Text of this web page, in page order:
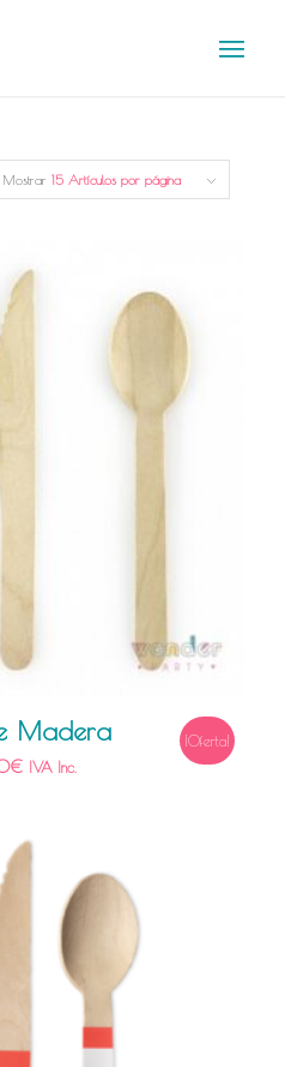
Mostrar 15 Artículos por página
Madera
€ IVA Inc.
¡Oferta!